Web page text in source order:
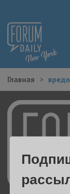
НОВОСТИ ГОРОДА
КУДА ПОЙТИ В
ЗДОРОВЬЕ
РАБОТА И
ЖИЛЬЕ
Главная